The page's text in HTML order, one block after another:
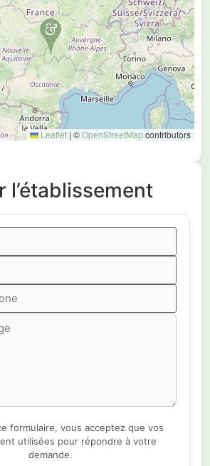
Leaflet | ©OpenStreetMapcontributors
l’établissement
formulaire, vous acceptez que vos
utilisées pour répondre à votre
demande.